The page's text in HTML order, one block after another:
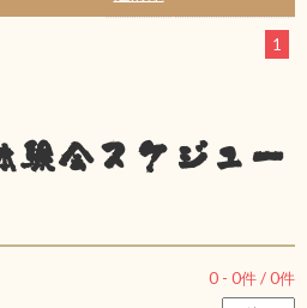
1
験会スケジュー
0 - 0件 /0件